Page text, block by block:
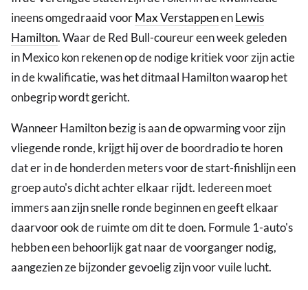
ineens omgedraaid voorMax VerstappenenLewis
Hamilton. Waar de Red Bull-coureur een week geleden
in Mexico kon rekenen op de nodige kritiek voor zijn actie
in de kwalificatie, was het ditmaal Hamilton waarop het
onbegrip wordt gericht.
Wanneer Hamilton bezig is aan de opwarming voor zijn
vliegende ronde, krijgt hij over de boordradio te horen
dat er in de honderden meters voor de start-finishlijn een
groep auto's dicht achter elkaar rijdt. Iedereen moet
immers aan zijn snelle ronde beginnen en geeft elkaar
daarvoor ook de ruimte om dit te doen. Formule 1-auto's
hebben een behoorlijk gat naar de voorganger nodig,
aangezien ze bijzonder gevoelig zijn voor vuile lucht.